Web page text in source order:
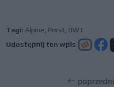
Tagi: Alpine Porst BWT
Udostępnij ten wpis
poprzedni